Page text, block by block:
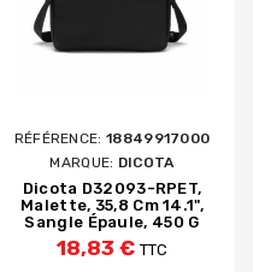
RÉFÉRENCE: 18849917000
MARQUE: DICOTA
Dicota D32093-RPET,
Malette, 35,8 Cm 14.1",
Sangle Épaule, 450 G
18,83 € TTC